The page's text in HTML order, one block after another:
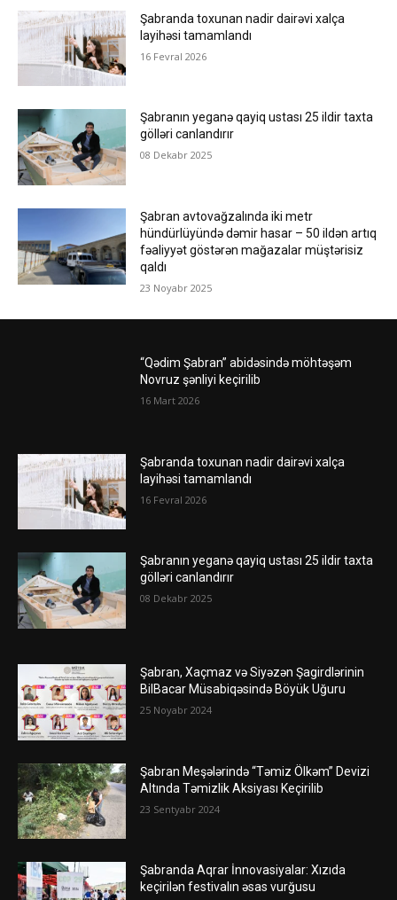
Şabranda toxunan nadir dairəvi xalça
layihəsi tamamlandı
16 Fevral 2026
Şabranın yeganə qayiq ustası 25 ildir taxta
gölləri canlandırır
08 Dekabr 2025
Şabran avtovağzalında iki metr
hündürlüyündə dəmir hasar – 50 ildən artıq
fəaliyyət göstərən mağazalar müştərisiz
qaldı
23 Noyabr 2025
“Qədim Şabran” abidəsində möhtəşəm
Novruz şənliyi keçirilib
16 Mart 2026
Şabranda toxunan nadir dairəvi xalça
layihəsi tamamlandı
16 Fevral 2026
Şabranın yeganə qayiq ustası 25 ildir taxta
gölləri canlandırır
08 Dekabr 2025
Şabran, Xaçmaz və Siyəzən Şagirdlərinin
BilBacar Müsabiqəsində Böyük Uğuru
25 Noyabr 2024
Şabran Meşələrində “Təmiz Ölkəm” Devizi
Altında Təmizlik Aksiyası Keçirilib
23 Sentyabr 2024
Şabranda Aqrar İnnovasiyalar: Xızıda
keçirilən festivalın əsas vurğusu